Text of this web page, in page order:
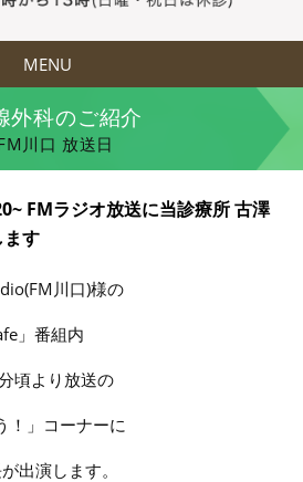
MENU
外科のご紹介
川口 放送日
FMラジオ放送に当診療所 古澤
す
川口)様の
」番組内
頃より放送の
！」コーナーに
出演します。